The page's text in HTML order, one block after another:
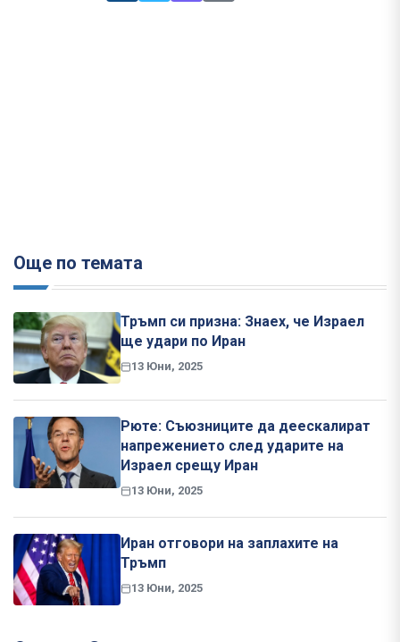
Още по темата
Тръмп си призна: Знаех, че Израел
ще удари по Иран
13 Юни, 2025
Рюте: Съюзниците да деескалират
напрежението след ударите на
Израел срещу Иран
13 Юни, 2025
Иран отговори на заплахите на
Тръмп
13 Юни, 2025